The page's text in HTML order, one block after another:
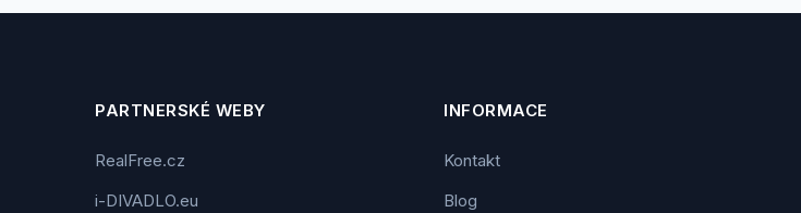
PARTNERSKÉ WEBY
RealFree.cz
i-DIVADLO.eu
INFORMACE
Kontakt
Blog